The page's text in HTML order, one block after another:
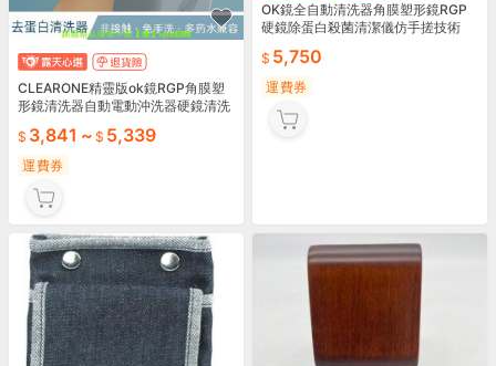
CLEARONE精靈版ok鏡RGP角膜塑
形鏡清洗器自動電動沖洗器硬鏡清洗
3,841 ~ 5,339
運費券
OK鏡全自動清洗器角膜塑形鏡RGP
硬鏡除蛋白殺菌清潔儀仿手搓技術
5,750
運費券